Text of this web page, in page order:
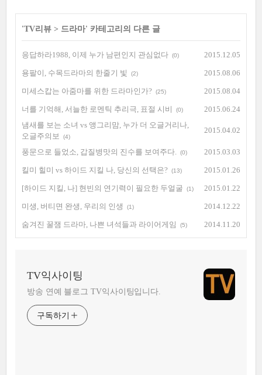
'TV리뷰 > 드라마' 카테고리의 다른 글
응답하라1988, 이제 누가 남편인지 관심없다 (0) 2015.12.05
용팔이, 수목드라마의 한줄기 빛 (2) 2015.08.06
미세스캅는 아줌마를 위한 드라마인가? (25) 2015.08.04
너를 기억해, 서늘한 로멘틱 추리극, 표절 시비 (0)
2015.06.24
냄새를 보는 소녀 vs 앵그리맘, 누가 더 오글거리나,
오글주의보
(4)
2015.04.02
풍문으로 들었소, 갑질병맛의 진수를 보여주다. (0) 2015.03.03
킬미 힐미 vs 하이드 지킬 나, 당신의 선택은? (13) 2015.01.26
[하이드 지킬, 나] 현빈의 연기력이 필요한 두얼굴 (1) 2015.01.22
미생, 버티면 완생, 우리의 인생 (1) 2014.12.22
숨겨진 꿀잼 드라마, 나쁜 녀석들과 라이어게임 (5) 2014.11.20
TV익사이팅
방송 연예 블로그 TV익사이팅입니다.
구독하기